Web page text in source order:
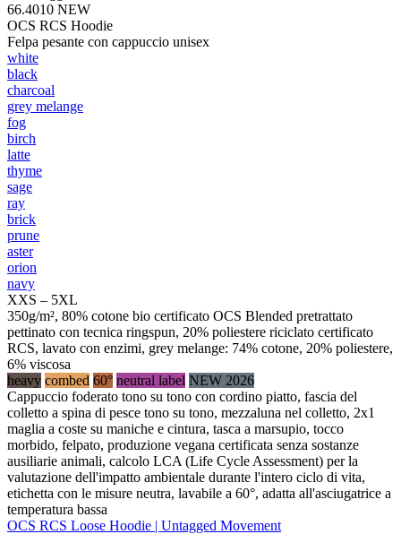
66.4010 NEW
OCS RCS Hoodie
Felpa pesante con cappuccio unisex
white
black
charcoal
grey melange
fog
birch
latte
thyme
sage
ray
brick
prune
aster
orion
navy
XXS – 5XL
350g/m², 80% cotone bio certificato OCS Blended pretrattato
pettinato con tecnica ringspun, 20% poliestere riciclato certificato
RCS, lavato con enzimi, grey melange: 74% cotone, 20% poliestere,
6% viscosa
heavy combed 60° neutral label NEW 2026
Cappuccio foderato tono su tono con cordino piatto, fascia del
colletto a spina di pesce tono su tono, mezzaluna nel colletto, 2x1
maglia a coste su maniche e cintura, tasca a marsupio, tocco
morbido, felpato, produzione vegana certificata senza sostanze
ausiliarie animali, calcolo LCA (Life Cycle Assessment) per la
valutazione dell'impatto ambientale durante l'intero ciclo di vita,
etichetta con le misure neutra, lavabile a 60°, adatta all'asciugatrice a
temperatura bassa
OCS RCS Loose Hoodie | Untagged Movement